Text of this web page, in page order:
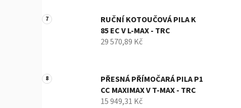
RUČNÍ KOTOUČOVÁ PILA K
85 EC V L-MAX - TRC
29 570,89 Kč
PŘESNÁ PŘÍMOČARÁ PILA P1
CC MAXIMAX V T-MAX - TRC
15 949,31 Kč